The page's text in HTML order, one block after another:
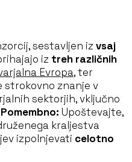
sestavljen iz vsaj
iz treh različnih
Evropa, ter
strokovno znanje v
sektorjih, vključno
Pomembno: Upoštevajte,
kraljestva
izpolnjevati celotno